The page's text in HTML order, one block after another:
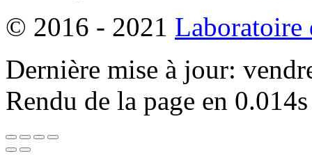
© 2016 - 2021 Laboratoire
Dernière mise à jour:
Rendu de la page en 0.014s